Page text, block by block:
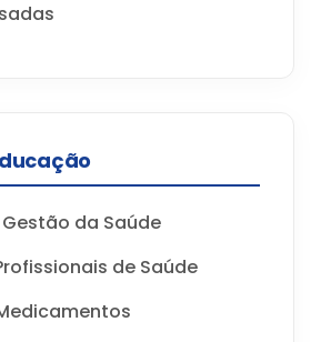
da Saúde
de Saúde